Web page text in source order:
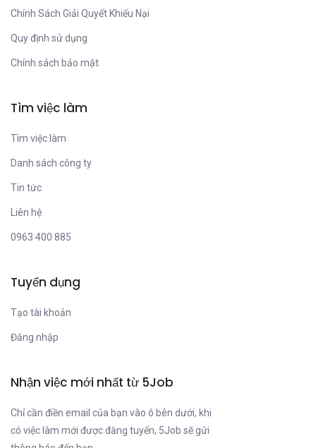
Chính Sách Giải Quyết Khiếu Nại
Quy định sử dụng
Chính sách bảo mật
Tìm việc làm
Tìm việc làm
Danh sách công ty
Tin tức
Liên hệ
0963 400 885
Tuyển dụng
Tạo tài khoản
Đăng nhập
Nhận việc mới nhất từ 5Job
Chỉ cần điền email của bạn vào ô bên dưới, khi
có việc làm mới được đăng tuyển, 5Job sẽ gửi